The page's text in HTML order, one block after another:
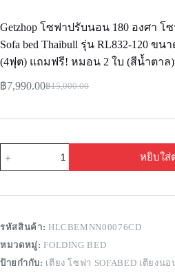
Getzhop โซฟาปรับนอน 180 องศา โ
Sofa bed Thaibull รุ่น RL832-120 ขน
(4ฟุต) แถมฟรี! หมอน 2 ใบ (สีน้ำตาล)
฿15,000.00
฿7,990.00
หยิบใส่
รหัสสินค้า: HLCBEMNN00076CD
หมวดหมู่:FOLDING BED
ป้ายกำกับ: เตียง โซฟา SOFABED เตียงนอ